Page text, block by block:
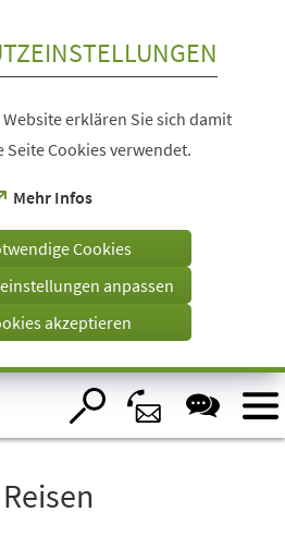
erklären Sie sich damit
Cookies verwendet.
Mehr Infos
Cookies
anpassen
akzeptieren